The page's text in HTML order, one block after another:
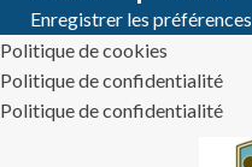
Enregistrer les préférences
Politique de cookies
Politique de confidentialité
Politique de confidentialité